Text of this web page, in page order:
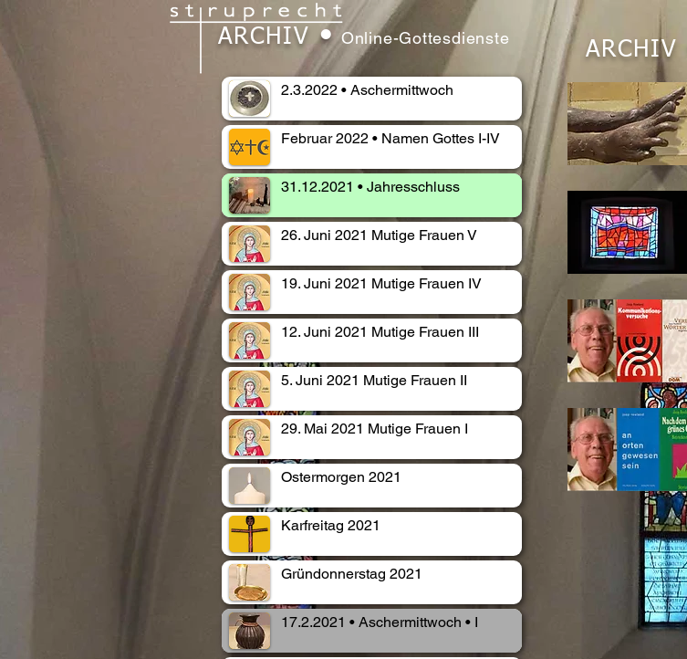
ARCHIV • Online-Gottesdienste
ARCHIV
2.3.2022 • Aschermittwoch
Februar 2022 • Namen Gottes I-IV
31.12.2021 • Jahresschluss
26. Juni 2021 Mutige Frauen V
19. Juni 2021 Mutige Frauen IV
12. Juni 2021 Mutige Frauen III
5. Juni 2021 Mutige Frauen II
29. Mai 2021 Mutige Frauen I
Ostermorgen 2021
Karfreitag 2021
Gründonnerstag 2021
17.2.2021 • Aschermittwoch • I